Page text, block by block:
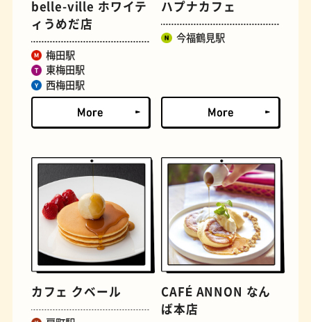
ジューススタンド たまごサンド
belle-ville ホワイテ
ィうめだ店
梅田駅
東梅田駅
西梅田駅
ハプナカフェ
今福鶴見駅
カフェ クベール
CAFÉ ANNON なん
ば本店